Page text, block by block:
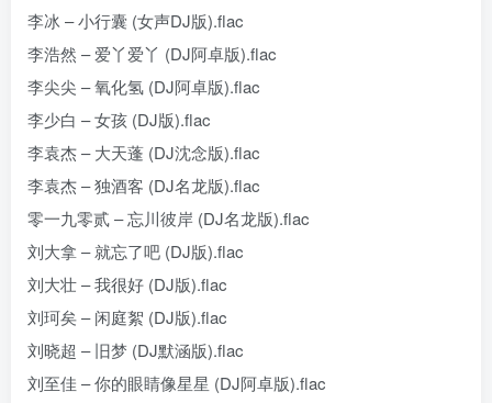
李冰 – 小行囊 (女声DJ版).flac
李浩然 – 爱丫爱丫 (DJ阿卓版).flac
李尖尖 – 氧化氢 (DJ阿卓版).flac
李少白 – 女孩 (DJ版).flac
李袁杰 – 大天蓬 (DJ沈念版).flac
李袁杰 – 独酒客 (DJ名龙版).flac
零一九零贰 – 忘川彼岸 (DJ名龙版).flac
刘大拿 – 就忘了吧 (DJ版).flac
刘大壮 – 我很好 (DJ版).flac
刘珂矣 – 闲庭絮 (DJ版).flac
刘晓超 – 旧梦 (DJ默涵版).flac
刘至佳 – 你的眼睛像星星 (DJ阿卓版).flac